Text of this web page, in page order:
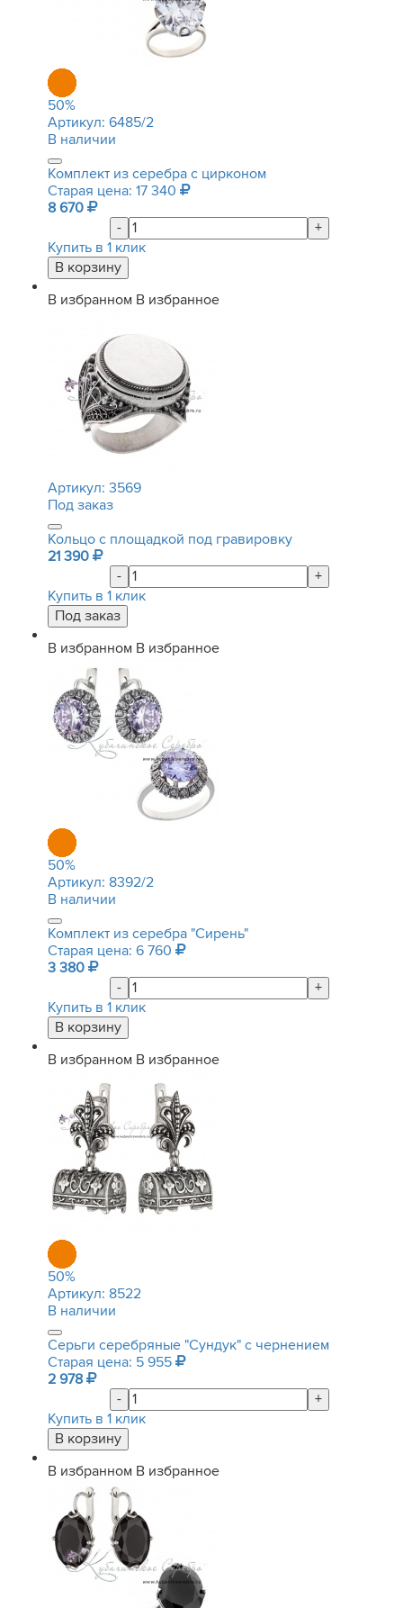
50%
Артикул: 6485/2
В наличии
Комплект из серебра с цирконом
Старая цена: 17 340
8 670
-
+
Купить в 1 клик
В избранном В избранное
Артикул: 3569
Под заказ
Кольцо с площадкой под гравировку
21 390
-
+
Купить в 1 клик
В избранном В избранное
50%
Артикул: 8392/2
В наличии
Комплект из серебра "Сирень"
Старая цена: 6 760
3 380
-
+
Купить в 1 клик
В избранном В избранное
50%
Артикул: 8522
В наличии
Серьги серебряные "Сундук" с чернением
Старая цена: 5 955
2 978
-
+
Купить в 1 клик
В избранном В избранное